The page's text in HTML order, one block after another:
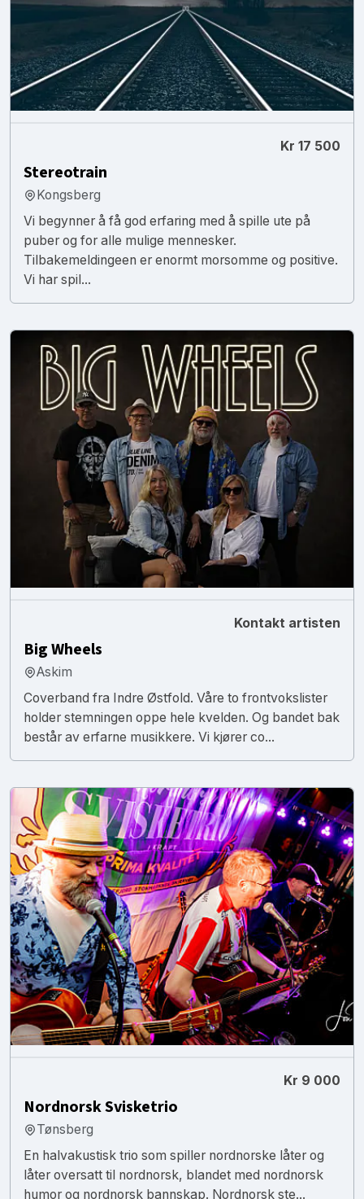
Kr 17 500
Stereotrain
Kongsberg
Vi begynner å få god erfaring med å spille ute på
puber og for alle mulige mennesker.
Tilbakemeldingeen er enormt morsomme og positive.
Vi har spil...
Kontakt artisten
Big Wheels
Askim
Coverband fra Indre Østfold. Våre to frontvokslister
holder stemningen oppe hele kvelden. Og bandet bak
består av erfarne musikkere. Vi kjører co...
Kr 9 000
Nordnorsk Svisketrio
Tønsberg
En halvakustisk trio som spiller nordnorske låter og
låter oversatt til nordnorsk, blandet med nordnorsk
humor og nordnorsk bannskap. Nordnorsk ste...